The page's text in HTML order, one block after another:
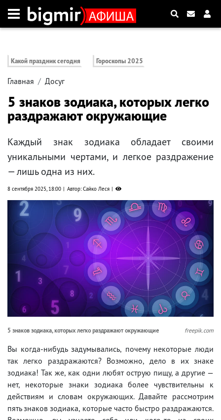
Какой праздник сегодня Гороскопы 2025
Главная Досуг
5 знаков зодиака, которых легко
раздражают окружающие
Каждый знак зодиака обладает своими
уникальными чертами, и легкое раздражение
— лишь одна из них.
8 сентября 2025, 18:00 Автор: Сайко Леся
5 знаков зодиака, которых легко раздражают окружающие freepik.com
Вы когда-нибудь задумывались, почему некоторые люди
так легко раздражаются? Возможно, дело в их знаке
зодиака! Так же, как одни любят острую пищу, а другие —
нет, некоторые знаки зодиака более чувствительны к
действиям и словам окружающих. Давайте рассмотрим
пять знаков зодиака, которые часто быстро раздражаются.